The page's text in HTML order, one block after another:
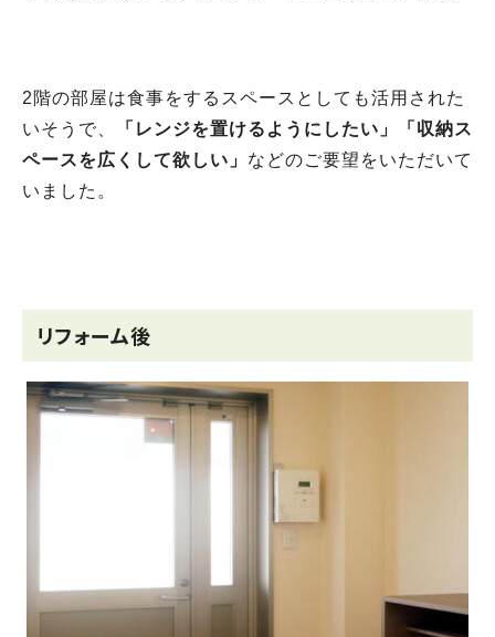
2階の部屋は食事をするスペースとしても活用された
いそうで、
「レンジを置けるようにしたい」「収納ス
ペースを広くして欲しい」 などのご要望をいただいて
いました。
リフォーム後